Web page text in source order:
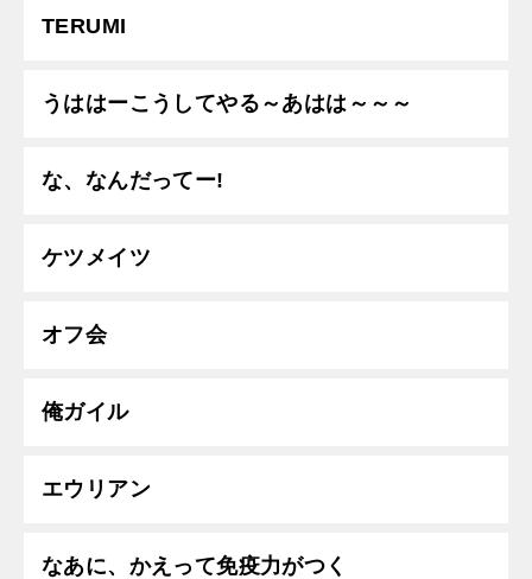
TERUMI
うははーこうしてやる～あはは～～～
な、なんだってー!
ケツメイツ
オフ会
俺ガイル
エウリアン
なあに、かえって免疫力がつく